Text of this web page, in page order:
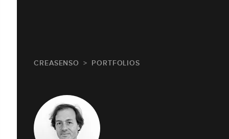
CREASENSO PORTFOLIOS